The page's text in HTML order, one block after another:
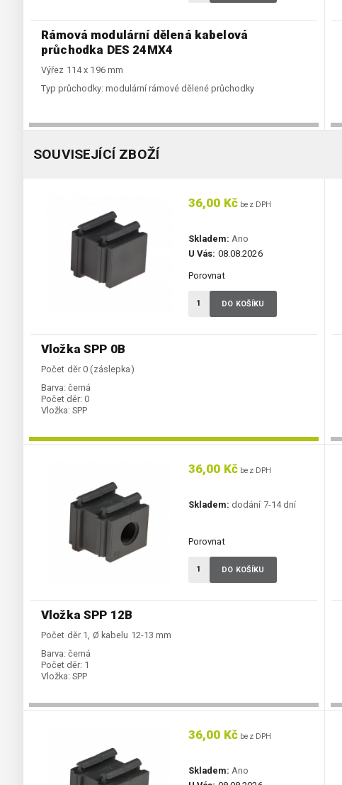
Rámová modulární dělená kabelová
průchodka DES 24MX4
Výřez 114 x 196 mm
Typ průchodky: modulární rámové dělené průchodky
SOUVISEJÍCÍ ZBOŽÍ
Vložka SPP 0B
Počet děr 0 (záslepka)
Barva: černá
Počet děr: 0
Vložka: SPP
36,00 Kč bez DPH
Skladem: Ano
U Vás: 08.08.2026
Porovnat
DO KOŠÍKU
Vložka SPP 12B
Počet děr 1, Ø kabelu 12-13 mm
Barva: černá
Počet děr: 1
Vložka: SPP
36,00 Kč bez DPH
Skladem: dodání 7-14 dní
Porovnat
DO KOŠÍKU
36,00 Kč bez DPH
Skladem: Ano